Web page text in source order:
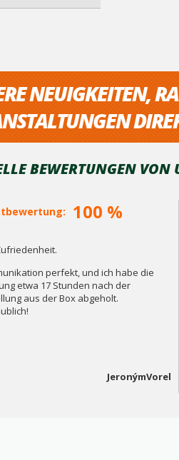
NEUIGKEITEN,
BEWERTUNGEN
100 %
perfekt, und ich habe die
etwa 17 Stunden nach der
aus der Box abgeholt.
JeronýmVorel